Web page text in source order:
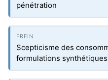
pénétration
Scepticisme des
formulations synthétiques